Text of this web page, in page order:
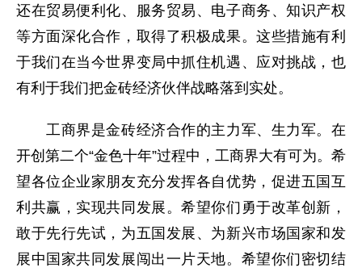
还在贸易便利化、服务贸易、电子商务、知识产权
等方面深化合作，取得了积极成果。这些措施有利
于我们在当今世界变局中抓住机遇、应对挑战，也
有利于我们把金砖经济伙伴战略落到实处。
工商界是金砖经济合作的主力军、生力军。在
开创第二个“金色十年”过程中，工商界大有可为。希
望各位企业家朋友充分发挥各自优势，促进五国互
利共赢，实现共同发展。希望你们勇于改革创新，
敢于先行先试，为五国发展、为新兴市场国家和发
展中国家共同发展闯出一片天地。希望你们密切结